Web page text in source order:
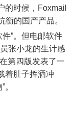
的时候，Foxmail
衡的国产产品。
”。但电邮软件
张小龙的生计感
第四版发表了一
着肚子挥洒冲